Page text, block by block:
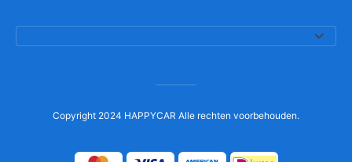
Copyright 2024 HAPPYCAR Alle rechten voorbehouden.